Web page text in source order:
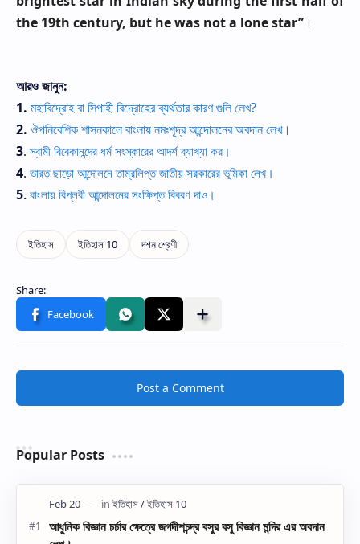
the 19th century, but he was not a lone star” ।
আরও জানুন:
1. মহাবিদ্রোহ বা সিপাহী বিদ্রোহের ব্যর্থতার কারণ গুলি লেখ?
2. ঔপনিবেশিক শাসনকালে বাংলায় নমঃশূদ্র আন্দোলনের অবদান লেখ।
3.স্বামী বিবেকানন্দের ধর্ম সংস্কারের আদর্শ ব্যাখ্যা কর।
4. ভারত ছাড়ো আন্দোলনে তাম্রলিপ্ত জাতীয় সরকারের ভূমিকা লেখ।
5. বাংলায় বিপ্লবী আন্দোলনের সংক্ষিপ্ত বিবরণ দাও।
Post a Comment
Popular Posts
আধুনিক বিজ্ঞান চর্চার ক্ষেত্রে জগদীশচন্দ্র বসুর বসু বিজ্ঞান মন্দির এর অবদান